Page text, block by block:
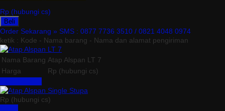
Rp (hubungi cs)
Beli
Order Sekarang » SMS : 0877 7736 3510 / 0821 4048 0974
ketik : Kode - Nama barang - Nama dan alamat pengiriman
Nama Barang Atap Alspan LT 7
Harga
Rp (hubungi cs)
Rp (hubungi cs)